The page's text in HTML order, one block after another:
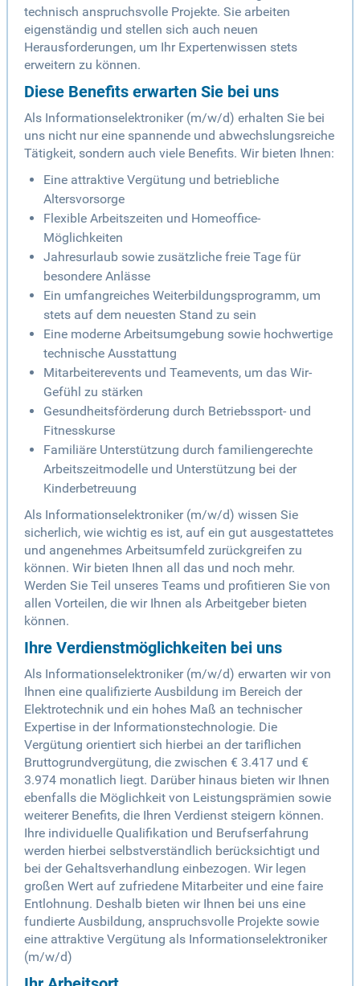
technisch anspruchsvolle Projekte. Sie arbeiten
eigenständig und stellen sich auch neuen
Herausforderungen, um Ihr Expertenwissen stets
erweitern zu können.
Diese Benefits erwarten Sie bei uns
Als Informationselektroniker (m/w/d) erhalten Sie bei
uns nicht nur eine spannende und abwechslungsreiche
Tätigkeit, sondern auch viele Benefits. Wir bieten Ihnen:
Eine attraktive Vergütung und betriebliche
Altersvorsorge
Flexible Arbeitszeiten und Homeoffice-
Möglichkeiten
Jahresurlaub sowie zusätzliche freie Tage für
besondere Anlässe
Ein umfangreiches Weiterbildungsprogramm, um
stets auf dem neuesten Stand zu sein
Eine moderne Arbeitsumgebung sowie hochwertige
technische Ausstattung
Mitarbeiterevents und Teamevents, um das Wir-
Gefühl zu stärken
Gesundheitsförderung durch Betriebssport- und
Fitnesskurse
Familiäre Unterstützung durch familiengerechte
Arbeitszeitmodelle und Unterstützung bei der
Kinderbetreuung
Als Informationselektroniker (m/w/d) wissen Sie
sicherlich, wie wichtig es ist, auf ein gut ausgestattetes
und angenehmes Arbeitsumfeld zurückgreifen zu
können. Wir bieten Ihnen all das und noch mehr.
Werden Sie Teil unseres Teams und profitieren Sie von
allen Vorteilen, die wir Ihnen als Arbeitgeber bieten
können.
Ihre Verdienstmöglichkeiten bei uns
Als Informationselektroniker (m/w/d) erwarten wir von
Ihnen eine qualifizierte Ausbildung im Bereich der
Elektrotechnik und ein hohes Maß an technischer
Expertise in der Informationstechnologie. Die
Vergütung orientiert sich hierbei an der tariflichen
Bruttogrundvergütung, die zwischen € 3.417 und €
3.974 monatlich liegt. Darüber hinaus bieten wir Ihnen
ebenfalls die Möglichkeit von Leistungsprämien sowie
weiterer Benefits, die Ihren Verdienst steigern können.
Ihre individuelle Qualifikation und Berufserfahrung
werden hierbei selbstverständlich berücksichtigt und
bei der Gehaltsverhandlung einbezogen. Wir legen
großen Wert auf zufriedene Mitarbeiter und eine faire
Entlohnung. Deshalb bieten wir Ihnen bei uns eine
fundierte Ausbildung, anspruchsvolle Projekte sowie
eine attraktive Vergütung als Informationselektroniker
(m/w/d)